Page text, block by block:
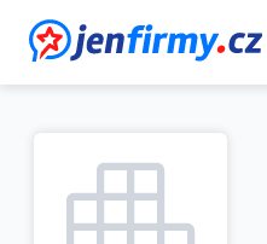
JenFirmy.cz